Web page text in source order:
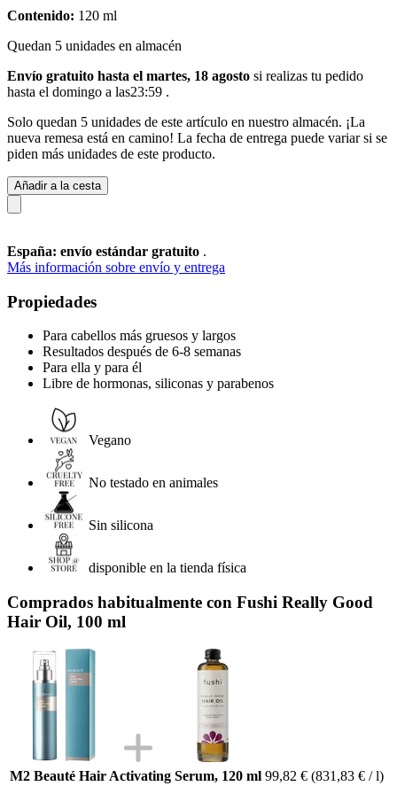
Contenido: 120 ml
Quedan 5 unidades en almacén
Envío gratuito hasta el martes, 18 agosto si realizas tu pedido
hasta el domingo a las23:59 .
Solo quedan 5 unidades de este artículo en nuestro almacén. ¡La
nueva remesa está en camino! La fecha de entrega puede variar si se
piden más unidades de este producto.
Añadir a la cesta
España: envío estándar gratuito .
Más información sobre envío y entrega
Propiedades
Para cabellos más gruesos y largos
Resultados después de 6-8 semanas
Para ella y para él
Libre de hormonas, siliconas y parabenos
Vegano
No testado en animales
Sin silicona
disponible en la tienda física
Comprados habitualmente con Fushi Really Good
Hair Oil, 100 ml
M2 Beauté Hair Activating Serum, 120 ml 99,82 € (831,83 € / l)